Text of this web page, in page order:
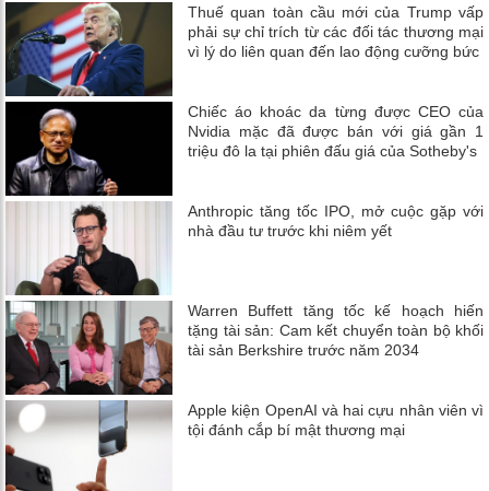
Thuế quan toàn cầu mới của Trump vấp
phải sự chỉ trích từ các đối tác thương mại
vì lý do liên quan đến lao động cưỡng bức
Chiếc áo khoác da từng được CEO của
Nvidia mặc đã được bán với giá gần 1
triệu đô la tại phiên đấu giá của Sotheby's
Anthropic tăng tốc IPO, mở cuộc gặp với
nhà đầu tư trước khi niêm yết
Warren Buffett tăng tốc kế hoạch hiến
tặng tài sản: Cam kết chuyển toàn bộ khối
tài sản Berkshire trước năm 2034
Apple kiện OpenAI và hai cựu nhân viên vì
tội đánh cắp bí mật thương mại